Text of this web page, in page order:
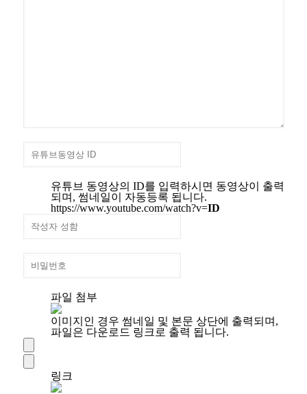
유튜브 동영상의 ID를 입력하시면 동영상이 출력
되며, 썸네일이 자동등록 됩니다.
https://www.youtube.com/watch?v=ID
파일 첨부
이미지인 경우 썸네일 및 본문 상단에 출력되며,
파일은 다운로드 링크로 출력 됩니다.
링크